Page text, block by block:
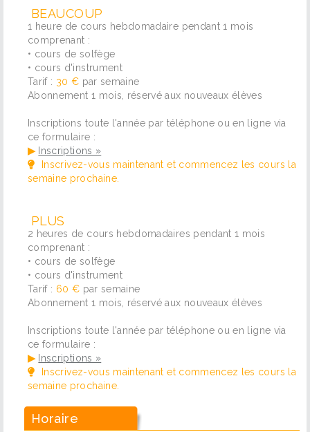
BEAUCOUP
1 heure de cours hebdomadaire pendant 1 mois
comprenant :
• cours de solfège
• cours d'instrument
Tarif : 30 € par semaine
Abonnement 1 mois, réservé aux nouveaux élèves
Inscriptions toute l'année par téléphone ou en ligne via
ce formulaire :
▶ Inscriptions »
Inscrivez-vous maintenant et commencez les cours la
semaine prochaine.
PLUS
2 heures de cours hebdomadaires pendant 1 mois
comprenant :
• cours de solfège
• cours d'instrument
Tarif : 60 € par semaine
Abonnement 1 mois, réservé aux nouveaux élèves
Inscriptions toute l'année par téléphone ou en ligne via
ce formulaire :
▶ Inscriptions »
Inscrivez-vous maintenant et commencez les cours la
semaine prochaine.
Horaire